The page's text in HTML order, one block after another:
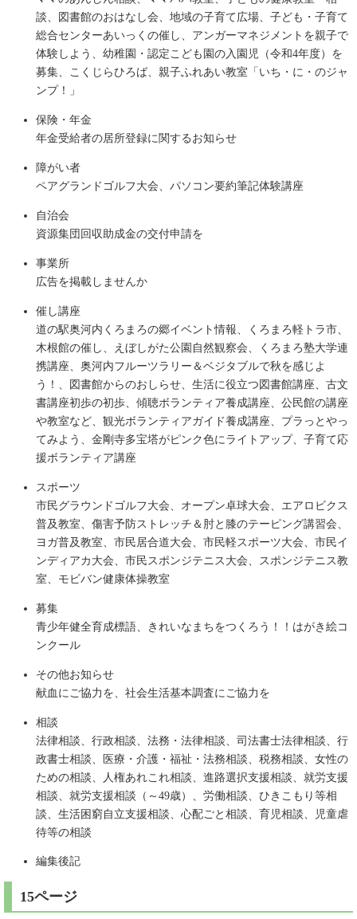
談、図書館のおはなし会、地域の子育て広場、子ども・子育て
総合センターあいっくの催し、アンガーマネジメントを親子で
体験しよう、幼稚園・認定こども園の入園児（令和4年度）を
募集、こくじらひろば、親子ふれあい教室「いち・に・のジャ
ンプ！」
保険・年金
年金受給者の居所登録に関するお知らせ
障がい者
ペアグランドゴルフ大会、パソコン要約筆記体験講座
自治会
資源集団回収助成金の交付申請を
事業所
広告を掲載しませんか
催し講座
道の駅奥河内くろまろの郷イベント情報、くろまろ軽トラ市、
木根館の催し、えぼしがた公園自然観察会、くろまろ塾大学連
携講座、奥河内フルーツラリー＆ベジタブルで秋を感じよ
う！、図書館からのおしらせ、生活に役立つ図書館講座、古文
書講座初歩の初歩、傾聴ボランティア養成講座、公民館の講座
や教室など、観光ボランティアガイド養成講座、プラっとやっ
てみよう、金剛寺多宝塔がピンク色にライトアップ、子育て応
援ボランティア講座
スポーツ
市民グラウンドゴルフ大会、オープン卓球大会、エアロビクス
普及教室、傷害予防ストレッチ＆肘と膝のテーピング講習会、
ヨガ普及教室、市民居合道大会、市民軽スポーツ大会、市民イ
ンディアカ大会、市民スポンジテニス大会、スポンジテニス教
室、モビバン健康体操教室
募集
青少年健全育成標語、きれいなまちをつくろう！！はがき絵コ
ンクール
その他お知らせ
献血にご協力を、社会生活基本調査にご協力を
相談
法律相談、行政相談、法務・法律相談、司法書士法律相談、行
政書士相談、医療・介護・福祉・法務相談、税務相談、女性の
ための相談、人権あれこれ相談、進路選択支援相談、就労支援
相談、就労支援相談（～49歳）、労働相談、ひきこもり等相
談、生活困窮自立支援相談、心配ごと相談、育児相談、児童虐
待等の相談
編集後記
15ページ